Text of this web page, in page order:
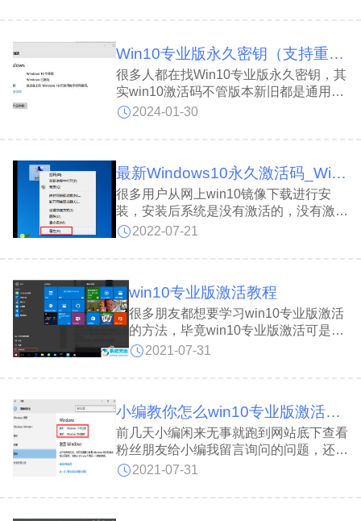
在Win10专业版激活密钥大全中找到。
推出的一批激活码，我们如果想使用激活
Win10系统就可以使用这个Win10专业版
激活密钥大全，Win10专业版激活密钥大
全可以帮助大家顺利的激活系统。
Win10专业版永久密钥（支持重装）
很多人都在找Win10专业版永久密钥，其
实win10激活码不管版本新旧都是通用
的，也就是说一个win10专业版key，可
1803、1709、1703、1607、1511等全
2024-01-30
最新Windows10永久激活码_Win10通用序列号
很多用户从网上win10镜像下载进行安
装，安装后系统是没有激活的，没有激活
的系统功能都被限制住了，根本不好使
是有180天限制的，那么怎么通过激
2022-07-21
win10专业版激活教程
很多朋友都想要学习win10专业版激活
的方法，毕竟win10专业版激活可是很
多朋友都想要掌握的方法，那么我们到
活呢?小编就给大家带来w10专业版激
2021-07-31
小编教你怎么win10专业版激活教程
前几天小编闲来无事就跑到网站底下查看
粉丝朋友给小编我留言询问的问题，还真
的就给小编看到一个问题，那就是win10
我们一起来好好学习一下吧，大家一起来
2021-07-31